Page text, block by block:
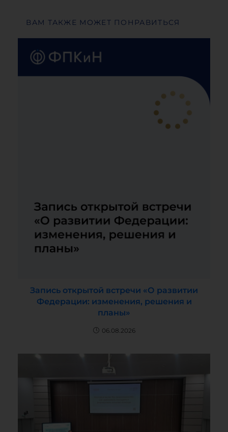
ВАМ ТАКЖЕ МОЖЕТ ПОНРАВИТЬСЯ
Запись открытой встречи «О развитии
Федерации: изменения, решения и
планы»
06.08.2026